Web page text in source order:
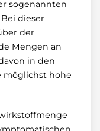
sogenannten
dieser
der
Mengen an
in den
möglichst hohe